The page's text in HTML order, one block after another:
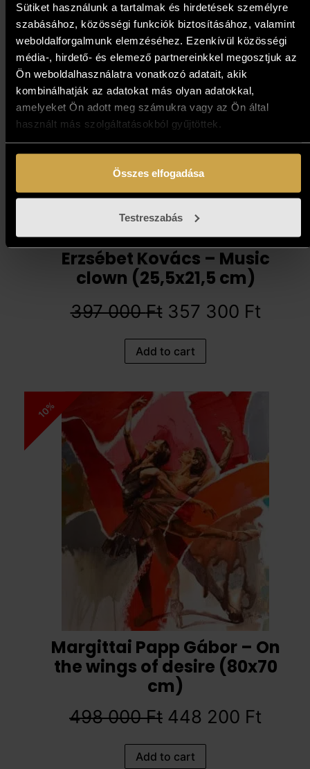
Sütiket használunk a tartalmak és hirdetések személyre
szabásához, közösségi funkciók biztosításához, valamint
weboldalforgalmunk elemzéséhez. Ezenkívül közösségi
média-, hirdető- és elemező partnereinkkel megosztjuk az
Ön weboldalhasználatra vonatkozó adatait, akik
kombinálhatják az adatokat más olyan adatokkal,
amelyeket Ön adott meg számukra vagy az Ön által
használt más szolgáltatásokból gyűjtöttek.
Összes elfogadása
Testreszabás
10%
Erzsébet Kovács – Music
clown (25,5x21,5 cm)
397 000Ft 357 300 Ft
Add to cart
10%
Margittai Papp Gábor – On
the wings of desire (80x70
cm)
498 000Ft 448 200 Ft
Add to cart